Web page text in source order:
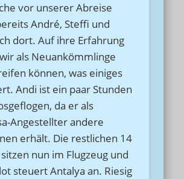
vor unserer Abreise
André, Steffi und
dort. Auf ihre Erfahrung
als Neuankömmlinge
können, was einiges
Andi ist ein paar Stunden
da er als
Angestellter andere
erhält. Die restlichen 14
nun im Flugzeug und
steuert Antalya an. Riesig